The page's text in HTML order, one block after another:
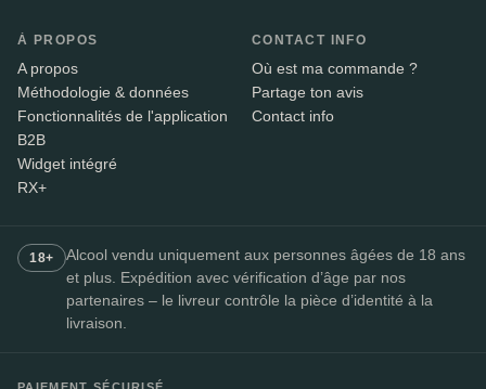
À PROPOS
A propos
Méthodologie & données
Fonctionnalités de l'application
B2B
Widget intégré
RX+
CONTACT INFO
Où est ma commande ?
Partage ton avis
Contact info
18+
Alcool vendu uniquement aux personnes âgées de 18 ans
et plus. Expédition avec vérification d’âge par nos
partenaires – le livreur contrôle la pièce d’identité à la
livraison.